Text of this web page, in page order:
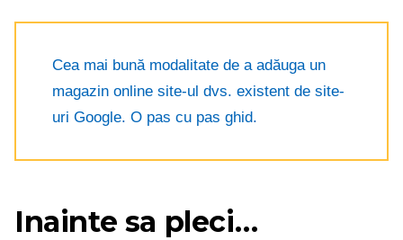
Cea mai bună modalitate de a adăuga un
magazin online site-ul dvs. existent de site-
uri Google. O pas cu pas ghid.
Inainte sa pleci…